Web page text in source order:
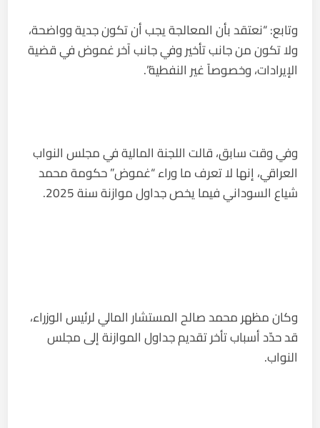
وتابع: “نعتقد بأن المعالجة يجب أن تكون جدية وواضحة،
ولا تكون من جانب تأخير وفي جانب آخر غموض في قضية
الإيرادات، وخصوصاً غير النفطية”.
وفي وقت سابق، قالت اللجنة المالية في مجلس النواب
العراقي، إنها لا تعرف ما وراء “غموض” حكومة محمد
شياع السوداني فيما يخص جداول موازنة سنة 2025.
وكان مظهر محمد صالح المستشار المالي لرئيس الوزراء،
قد حدّد أسباب تأخر تقديم جداول الموازنة إلى مجلس
النواب.